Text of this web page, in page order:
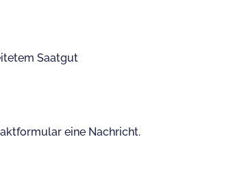
Saatgut
eine Nachricht.